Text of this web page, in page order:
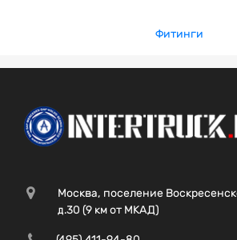
Фитинги
Москва, поселение
д.30 (9 км от МКАД)